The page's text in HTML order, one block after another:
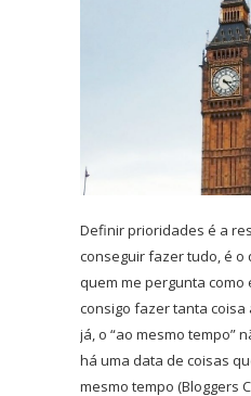
Definir prioridades é a
conseguir fazer tudo, é o
quem me pergunta como
consigo fazer tanta coisa
já, o “ao mesmo tempo”
há uma data de coisas
mesmo tempo (Bloggers